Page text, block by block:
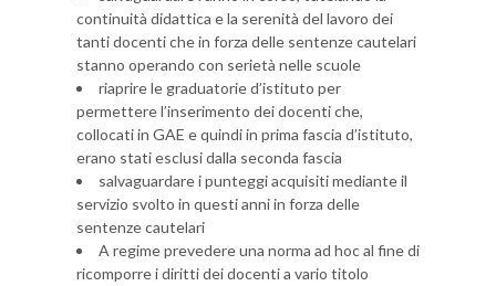
continuità didattica e la serenità del lavoro dei
tanti docenti che in forza delle sentenze cautelari
stanno operando con serietà nelle scuole
riaprire le graduatorie d’istituto per
permettere l’inserimento dei docenti che,
collocati in GAE e quindi in prima fascia d’istituto,
erano stati esclusi dalla seconda fascia
salvaguardare i punteggi acquisiti mediante il
servizio svolto in questi anni in forza delle
sentenze cautelari
A regime prevedere una norma ad hoc al fine di
ricomporre i diritti dei docenti a vario titolo